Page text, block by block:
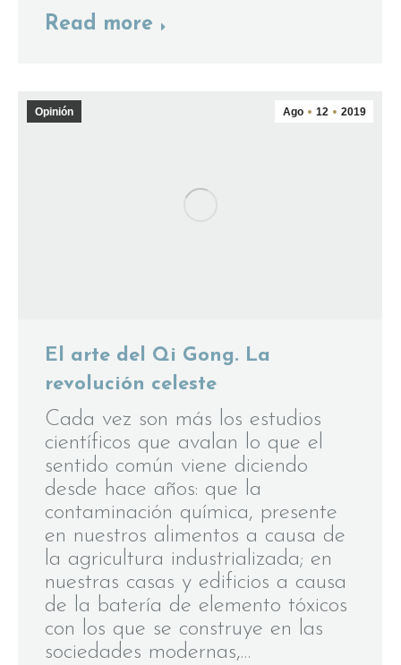
Read more
Ago 12 2019
Opinión
El arte del Qi Gong. La
revolución celeste
Cada vez son más los estudios
científicos que avalan lo que el
sentido común viene diciendo
desde hace años: que la
contaminación química, presente
en nuestros alimentos a causa de
la agricultura industrializada; en
nuestras casas y edificios a causa
de la batería de elemento tóxicos
con los que se construye en las
sociedades modernas,…